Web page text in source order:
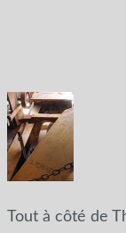
Tout à côté de